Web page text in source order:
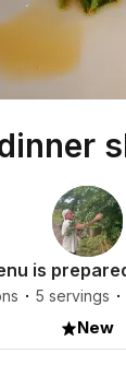
is
5 servings
New